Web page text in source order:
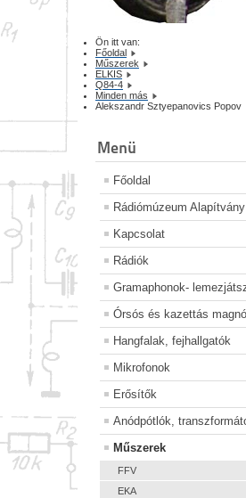
Ön itt van:
Főoldal
Műszerek
ELKIS
Q84-4
Minden más
Alekszandr Sztyepanovics Popov
Menü
Főoldal
Rádiómúzeum Alapítvány
Kapcsolat
Rádiók
Gramaphonok-
Órsós és kazettás
Hangfalak, fejhallgatók
Mikrofonok
Erősítők
Anódpótlók,
Műszerek
FFV
EKA